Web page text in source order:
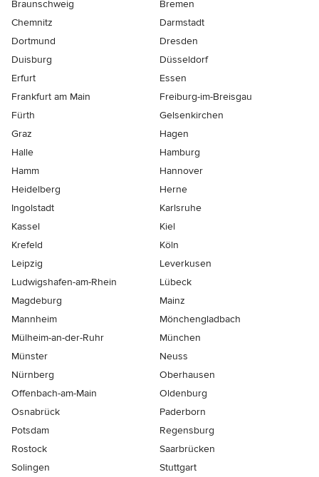
Braunschweig
Bremen
Chemnitz
Darmstadt
Dortmund
Dresden
Duisburg
Düsseldorf
Erfurt
Essen
Frankfurt am Main
Freiburg-im-Breisgau
Fürth
Gelsenkirchen
Graz
Hagen
Halle
Hamburg
Hamm
Hannover
Heidelberg
Herne
Ingolstadt
Karlsruhe
Kassel
Kiel
Krefeld
Köln
Leipzig
Leverkusen
Ludwigshafen-am-Rhein
Lübeck
Magdeburg
Mainz
Mannheim
Mönchen­gladbach
Mülheim-an-der-Ruhr
München
Münster
Neuss
Nürnberg
Oberhausen
Offenbach-am-Main
Oldenburg
Osnabrück
Paderborn
Potsdam
Regensburg
Rostock
Saarbrücken
Solingen
Stuttgart